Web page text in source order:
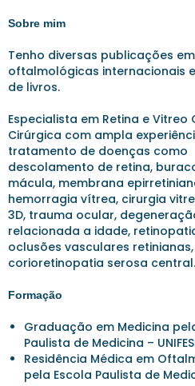
Sobre mim
Tenho diversas publicações
oftalmológicas internacionais
de livros.
Especialista em Retina e Vitreo
Cirúrgica com ampla
tratamento de doenças como
descolamento de retina,
mácula, membrana
hemorragia vítrea, cirurgia
3D, trauma ocular,
relacionada a idade,
oclusões vasculares retinianas,
corioretinopatia serosa central.
Formação
Graduação em Medicina
Paulista de Medicina –
Residência Médica em
pela Escola Paulista de